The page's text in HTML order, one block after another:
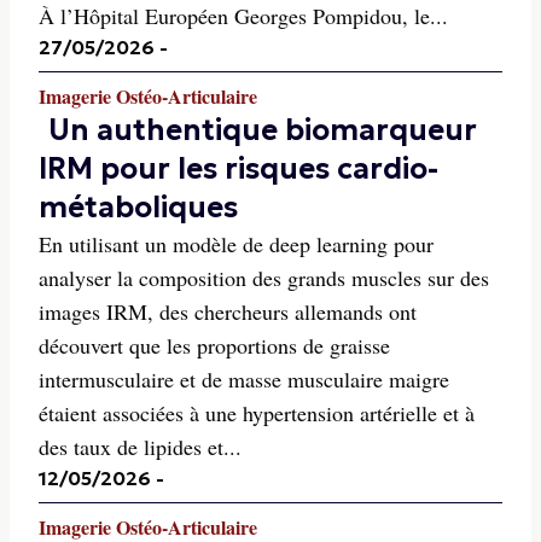
À l’Hôpital Européen Georges Pompidou, le...
27/05/2026 -
Imagerie Ostéo-Articulaire
Un authentique biomarqueur
IRM pour les risques cardio-
métaboliques
En utilisant un modèle de deep learning pour
analyser la composition des grands muscles sur des
images IRM, des chercheurs allemands ont
découvert que les proportions de graisse
intermusculaire et de masse musculaire maigre
étaient associées à une hypertension artérielle et à
des taux de lipides et...
12/05/2026 -
Imagerie Ostéo-Articulaire